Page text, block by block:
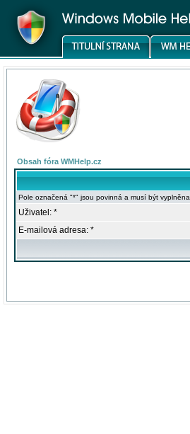
Obsah fóra WMHelp.cz
Pole označená "*" jsou povinná a musí být vyplněna
Uživatel: *
E-mailová adresa: *